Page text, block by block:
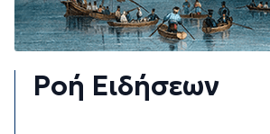
Ροή Ειδήσεων